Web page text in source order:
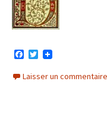
c
e
T
i
t
Laisser un commentaire